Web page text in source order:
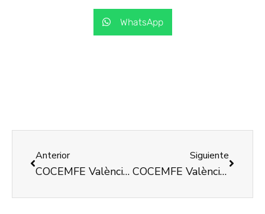
WhatsApp
Anterior
COCEMFE València apoya la formación del voluntariado para la inclusión de las personas con discapacidad
Siguiente
COCEMFE València y Maranata Proyectos impulsan la instalación de ascensores en edificios sin accesibilidad